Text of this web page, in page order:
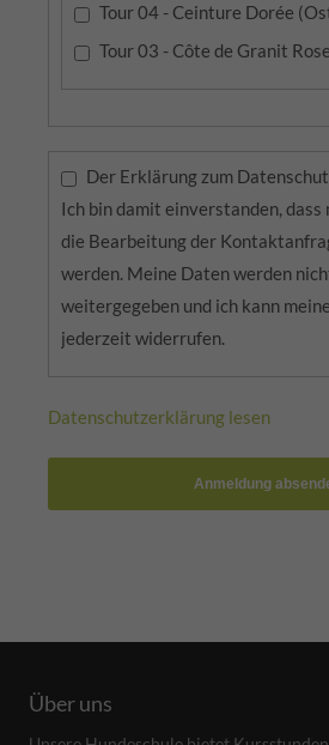
Tour 04 - Ceinture Dorée
Tour 03 - Côte de Granit
Der Erklärung zum
Ich bin damit einverstanden,
die Bearbeitung der
werden. Meine Daten werden
weitergegeben und ich kann
jederzeit widerrufen.
Datenschutzerklärung lesen
Anmeldung
Über uns